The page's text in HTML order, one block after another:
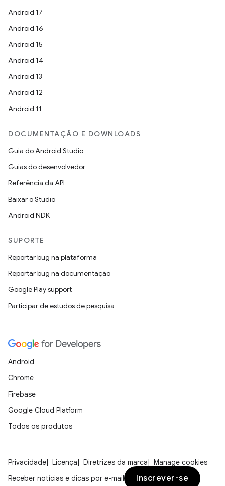
Android 17
Android 16
Android 15
Android 14
Android 13
Android 12
Android 11
DOCUMENTAÇÃO E DOWNLOADS
Guia do Android Studio
Guias do desenvolvedor
Referência da API
Baixar o Studio
Android NDK
SUPORTE
Reportar bug na plataforma
Reportar bug na documentação
Google Play support
Participar de estudos de pesquisa
Android
Chrome
Firebase
Google Cloud Platform
Todos os produtos
Privacidade Licença Diretrizes da marca
Manage cookies
Receber notícias e dicas por e-mail
Inscrever-se